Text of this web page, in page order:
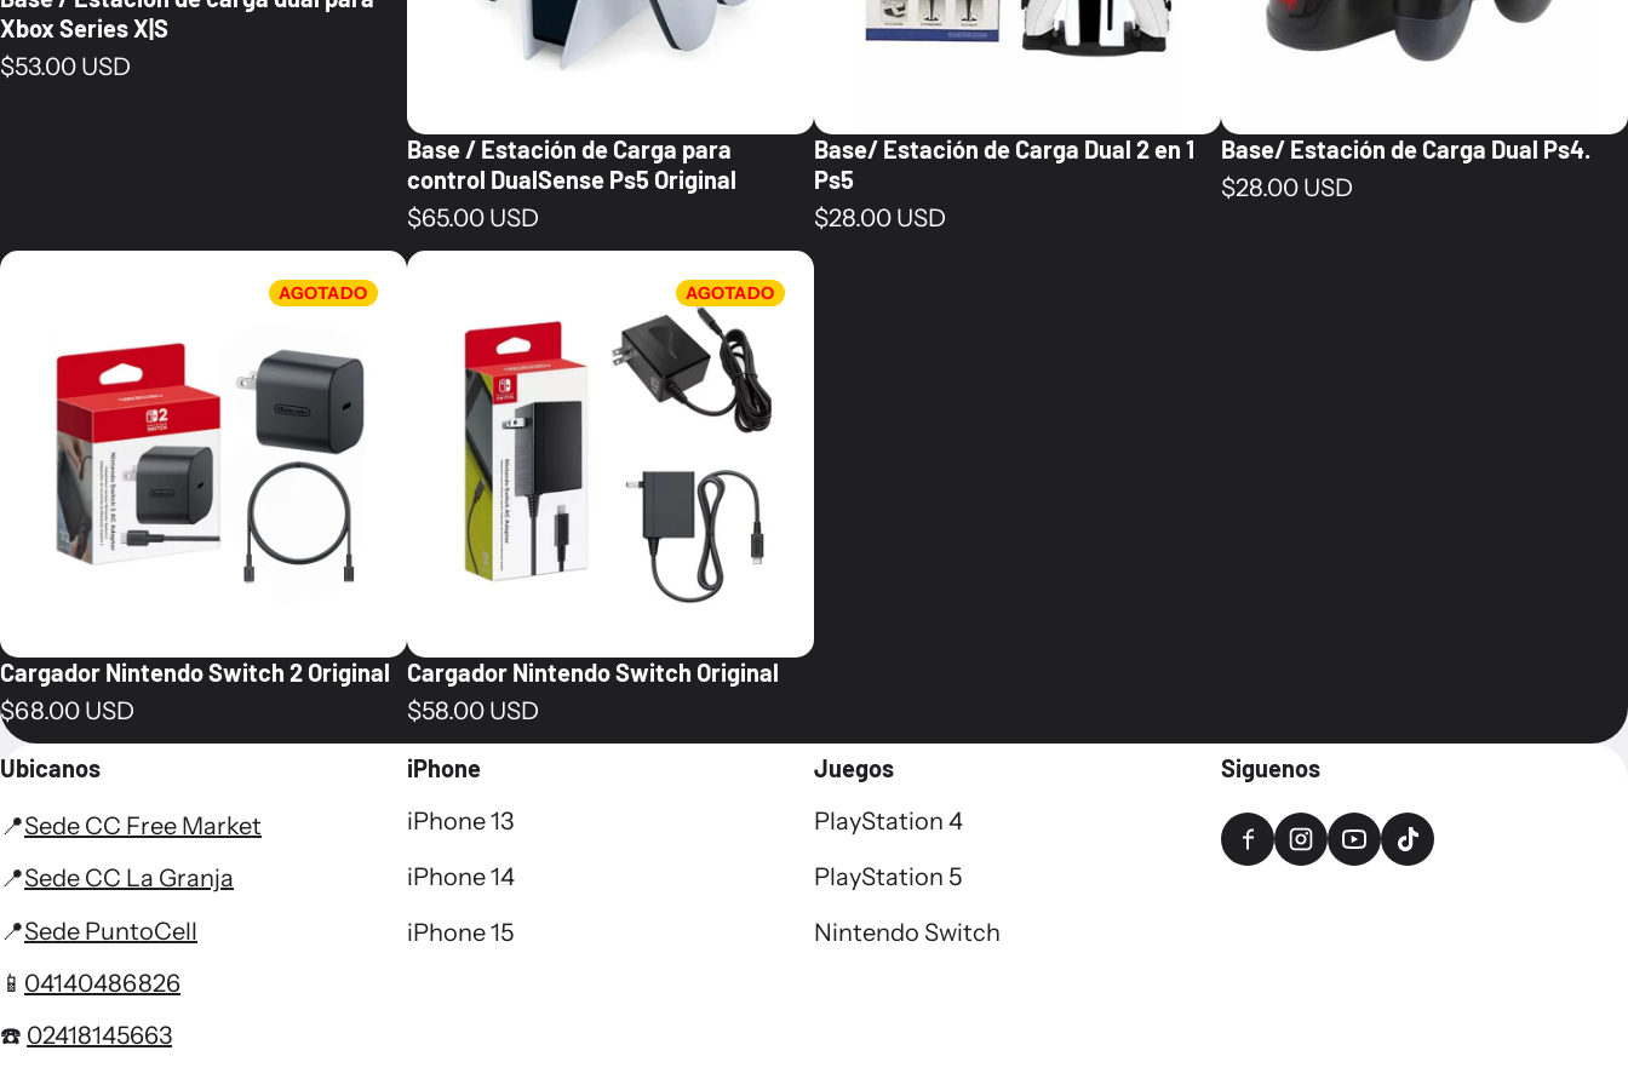
Xbox Series X|S
Precio normal
$53.00 USD
Base / Estación de Carga para
control DualSense Ps5 Original
Precio normal
$65.00 USD
Base/ Estación de Carga Dual 2 en 1
Ps5
Precio normal
$28.00 USD
Base/ Estación de Carga Dual Ps4.
Precio normal
$28.00 USD
AGOTADO
Cargador Nintendo Switch 2 Original
Precio normal
$68.00 USD
AGOTADO
Cargador Nintendo Switch Original
Precio normal
$58.00 USD
Ubicanos
📍Sede CC Free Market
📍Sede CC La Granja
📍Sede PuntoCell
📱 04140486826
☎️ 02418145663
iPhone
iPhone 13
iPhone 14
iPhone 15
Juegos
PlayStation 4
PlayStation 5
Nintendo Switch
Siguenos